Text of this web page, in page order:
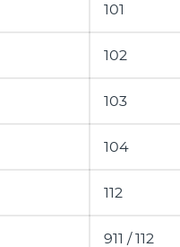
101
102
103
104
112
911 / 112